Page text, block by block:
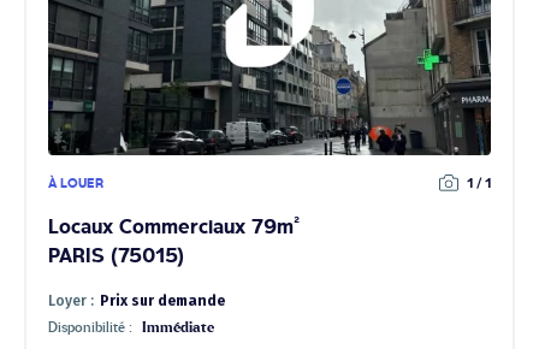
À LOUER 1 / 1
Locaux Commerciaux 79m²
PARIS (75015)
Loyer : Prix sur demande
Disponibilité : Immédiate